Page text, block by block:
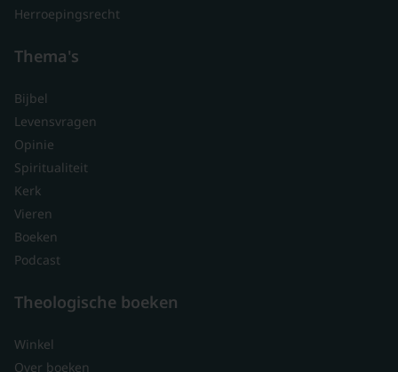
Herroepingsrecht
Thema's
Bijbel
Levensvragen
Opinie
Spiritualiteit
Kerk
Vieren
Boeken
Podcast
Theologische boeken
Winkel
Over boeken